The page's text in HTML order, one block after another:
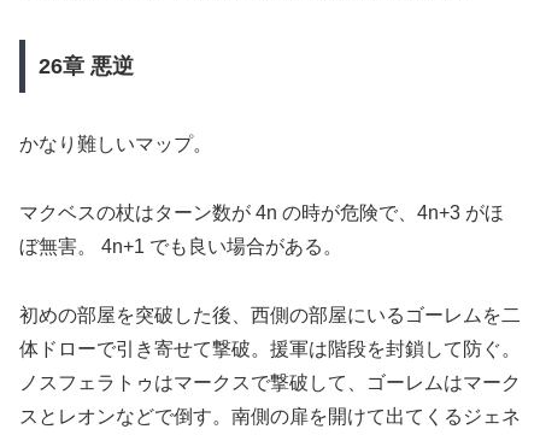
26章 悪逆
かなり難しいマップ。
マクベスの杖はターン数が 4n の時が危険で、4n+3 がほ
ぼ無害。 4n+1 でも良い場合がある。
初めの部屋を突破した後、西側の部屋にいるゴーレムを二
体ドローで引き寄せて撃破。援軍は階段を封鎖して防ぐ。
ノスフェラトゥはマークスで撃破して、ゴーレムはマーク
スとレオンなどで倒す。南側の扉を開けて出てくるジェネ